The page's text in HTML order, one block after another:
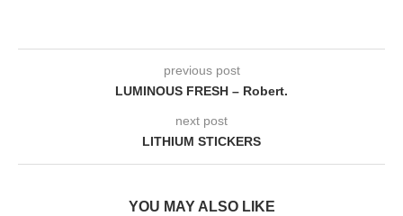
previous post
LUMINOUS FRESH – Robert.
next post
LITHIUM STICKERS
YOU MAY ALSO LIKE